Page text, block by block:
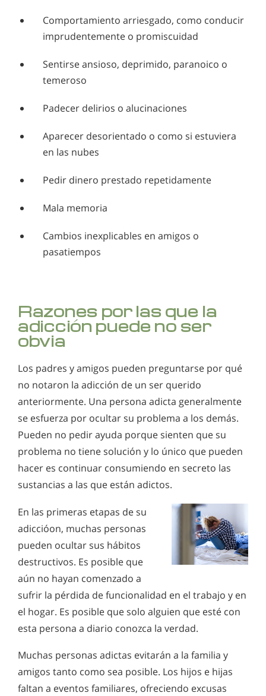
Comportamiento arriesgado, como conducir
imprudentemente o promiscuidad
Sentirse ansioso, deprimido, paranoico o
temeroso
Padecer delirios o alucinaciones
Aparecer desorientado o como si estuviera
en las nubes
Pedir dinero prestado repetidamente
Mala memoria
Cambios inexplicables en amigos o
pasatiempos
Razones por las que la
adicción puede no ser
obvia
Los padres y amigos pueden preguntarse por qué
no notaron la adicción de un ser querido
anteriormente. Una persona adicta generalmente
se esfuerza por ocultar su problema a los demás.
Pueden no pedir ayuda porque sienten que su
problema no tiene solución y lo único que pueden
hacer es continuar consumiendo en secreto las
sustancias a las que están adictos.
En las primeras etapas de su
adiccióon, muchas personas
pueden ocultar sus hábitos
destructivos. Es posible que
aún no hayan comenzado a
sufrir la pérdida de funcionalidad en el trabajo y en
el hogar. Es posible que solo alguien que esté con
esta persona a diario conozca la verdad.
Muchas personas adictas evitarán a la familia y
amigos tanto como sea posible. Los hijos e hijas
faltan a eventos familiares, ofreciendo excusas